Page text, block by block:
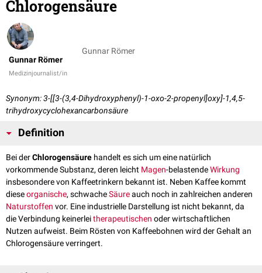
Chlorogensäure
Gunnar Römer
Medizinjournalist/in
Gunnar Römer
Synonym: 3-[[3-(3,4-Dihydroxyphenyl)-1-oxo-2-propenyl]oxy]-1,4,5-
trihydroxycyclohexancarbonsäure
Definition
Bei derChlorogensäure handelt es sich um eine natürlich
vorkommende Substanz, deren leicht Magen-belastendeWirkung
insbesondere von Kaffeetrinkern bekannt ist. Neben Kaffee kommt
dieseorganische, schwacheSäureauch noch in zahlreichen anderen
Naturstoffen vor. Eine industrielle Darstellung ist nicht bekannt, da
die Verbindung keinerleitherapeutischen oder wirtschaftlichen
Nutzen aufweist. Beim Rösten von Kaffeebohnen wird der Gehalt an
Chlorogensäure verringert.